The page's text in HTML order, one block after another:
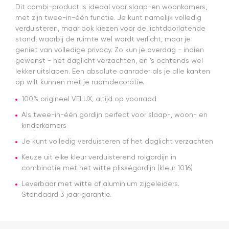
met deze
Dit combi-product is ideaal voor slaap-en woonkamers,
met zijn twee-in-één functie. Je kunt namelijk volledig
verduisteren, maar ook kiezen voor de lichtdoorlatende
stand, waarbij de ruimte wel wordt verlicht, maar je
geniet van volledige privacy. Zo kun je overdag - indien
gewenst - het daglicht verzachten, en ’s ochtends wel
lekker uitslapen. Een absolute aanrader als je alle kanten
op wilt kunnen met je raamdecoratie.
100% origineel VELUX, altijd op voorraad
Als twee-in-één gordijn perfect voor slaap-, woon- en
kinderkamers
Je kunt volledig verduisteren of het daglicht verzachten
Keuze uit elke kleur verduisterend rolgordijn in
combinatie met het witte plisségordijn (kleur 1016)
Leverbaar met witte of aluminium zijgeleiders.
Standaard 3 jaar garantie.